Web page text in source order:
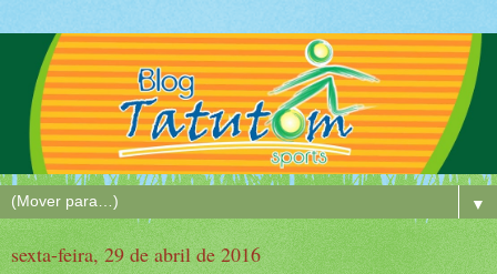
▼
sexta-feira, 29 de abril de 2016